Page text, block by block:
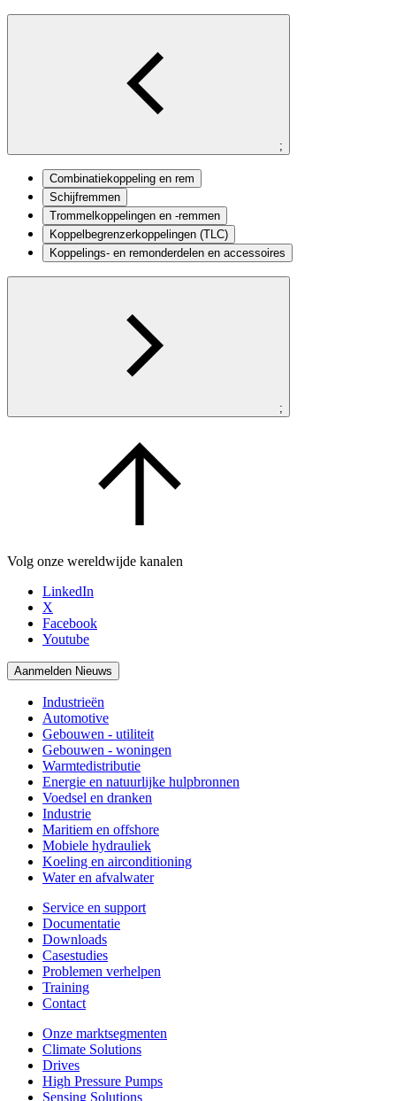
;
Combinatiekoppeling en rem
Schijfremmen
Trommelkoppelingen en -remmen
Koppelbegrenzerkoppelingen (TLC)
Koppelings- en remonderdelen en accessoires
;
Volg onze wereldwijde kanalen
LinkedIn
X
Facebook
Youtube
Aanmelden Nieuws
Industrieën
Automotive
Gebouwen - utiliteit
Gebouwen - woningen
Warmtedistributie
Energie en natuurlijke hulpbronnen
Voedsel en dranken
Industrie
Maritiem en offshore
Mobiele hydrauliek
Koeling en airconditioning
Water en afvalwater
Service en support
Documentatie
Downloads
Casestudies
Problemen verhelpen
Training
Contact
Onze marktsegmenten
Climate Solutions
Drives
High Pressure Pumps
Sensing Solutions